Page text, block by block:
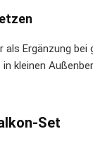
Ergänzung bei
kleinen
Set